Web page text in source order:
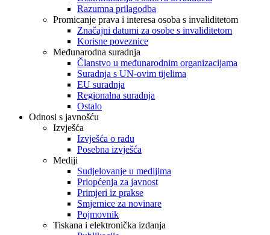
Razumna prilagodba
Promicanje prava i interesa osoba s invaliditetom
Značajni datumi za osobe s invaliditetom
Korisne poveznice
Međunarodna suradnja
Članstvo u međunarodnim organizacijama
Suradnja s UN-ovim tijelima
EU suradnja
Regionalna suradnja
Ostalo
Odnosi s javnošću
Izvješća
Izvješća o radu
Posebna izvješća
Mediji
Sudjelovanje u medijima
Priopćenja za javnost
Primjeri iz prakse
Smjernice za novinare
Pojmovnik
Tiskana i elektronička izdanja